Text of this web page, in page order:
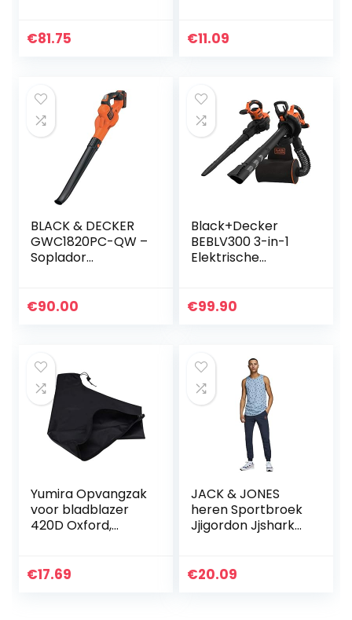
ppvangzak
€81.75
onderdelen
€11.09
BLACK & DECKER
GWC1820PC-QW –
Soplador
2A,Meerkleurig
€90.00
Black+Decker
BEBLV300 3-in-1
Elektrische
Watt, met
€99.90
Yumira Opvangzak
voor bladblazer
420D Oxford,
blad- en
€17.69
JACK & JONES
heren Sportbroek
Jjigordon Jjshark
€20.09